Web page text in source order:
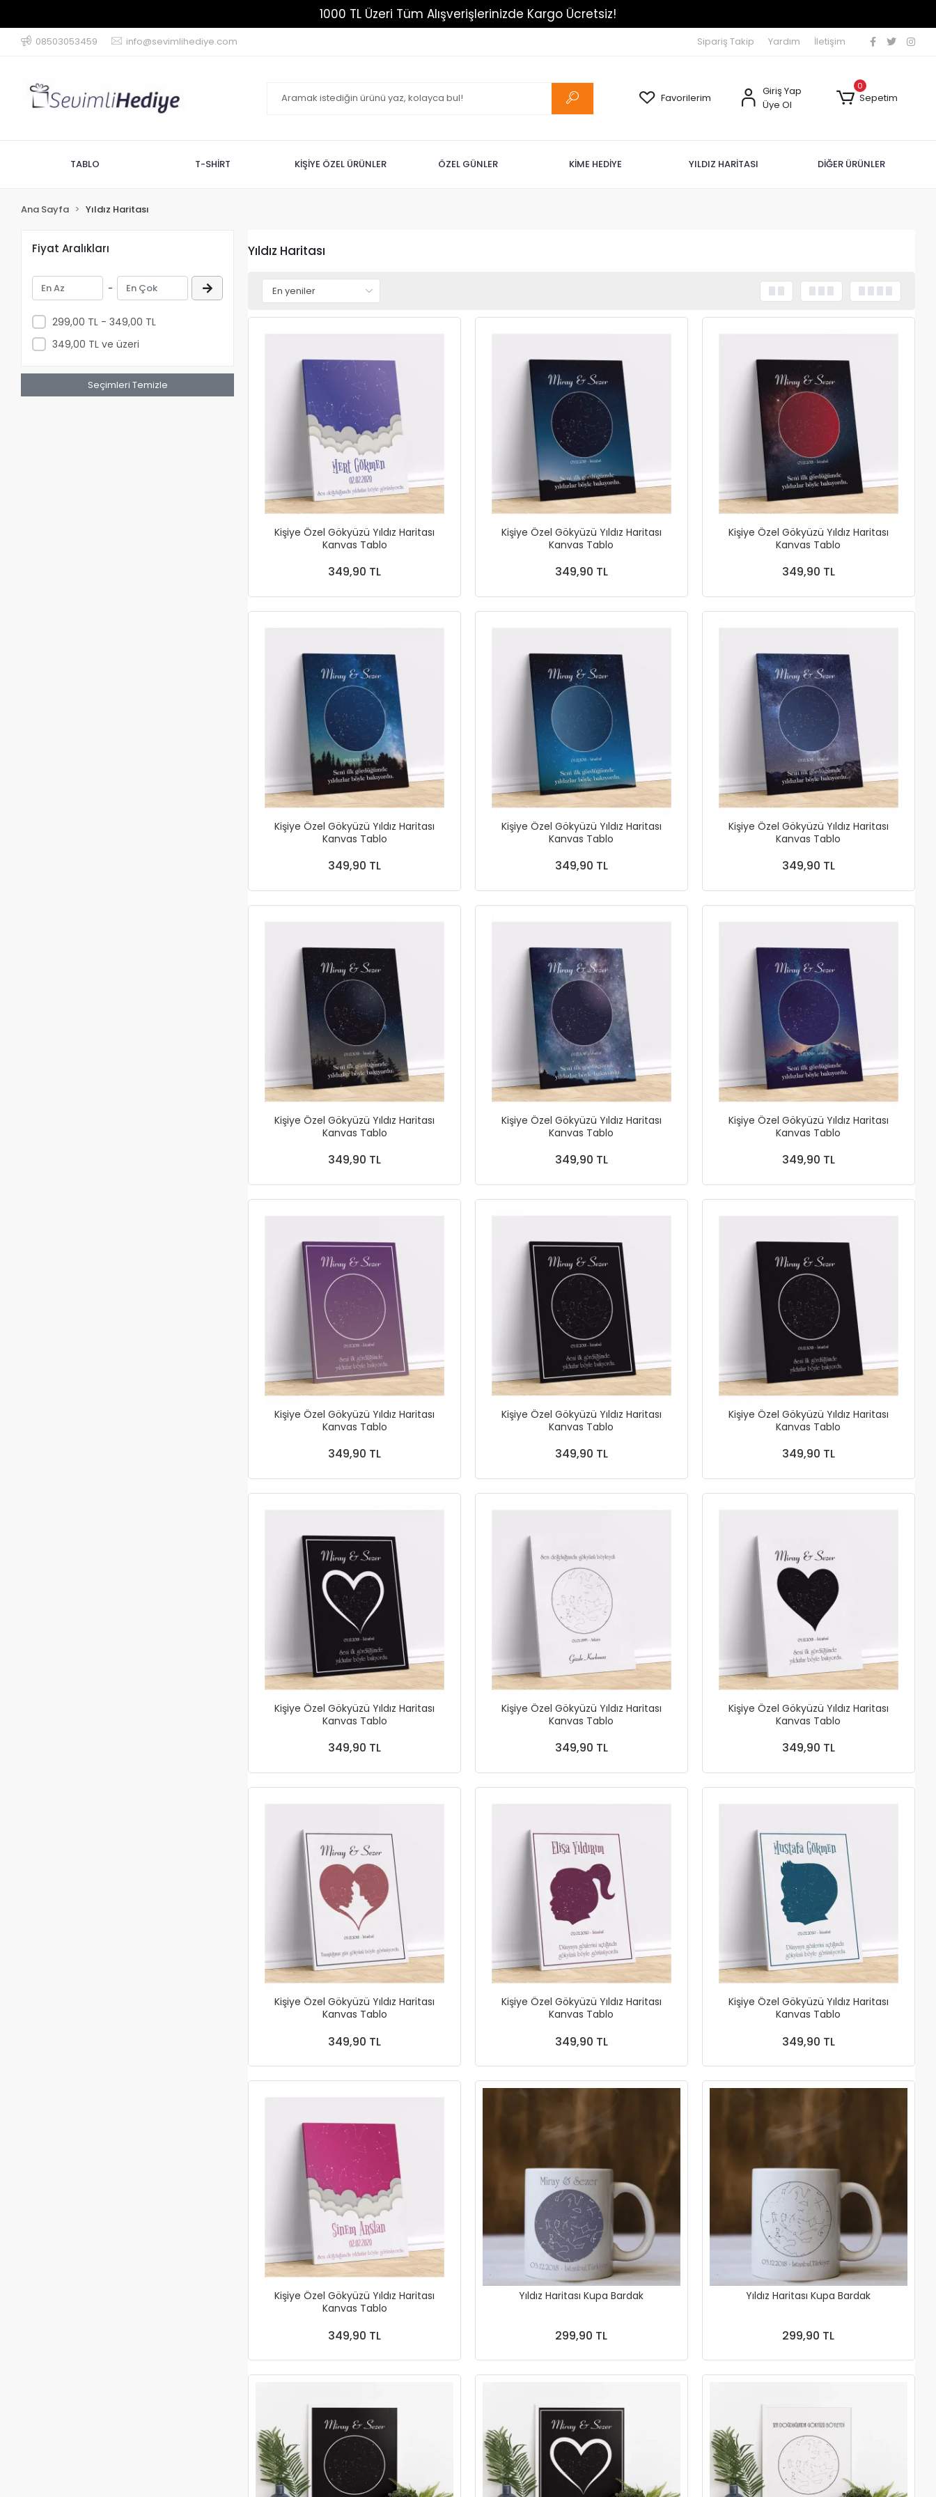
1000 TL Üzeri Tüm Alışverişlerinizde Kargo Ücretsiz!
08503053459 info@sevimlihediye.com Sipariş Takip Yardım İletişim
Favorilerim
Giriş Yap
Üye Ol
0
Sepetim
TABLO T-SHİRT KİŞİYE ÖZEL ÜRÜNLER ÖZEL GÜNLER KİME HEDİYE YILDIZ HARİTASI DİĞER ÜRÜNLER
Ana Sayfa Yıldız Haritası
Fiyat Aralıkları
-
299,00 TL - 349,00 TL
349,00 TL ve üzeri
Seçimleri Temizle
Yıldız Haritası
Kişiye Özel Gökyüzü Yıldız Haritası
Kanvas Tablo
349,90 TL
Kişiye Özel Gökyüzü Yıldız Haritası
Kanvas Tablo
349,90 TL
Kişiye Özel Gökyüzü Yıldız Haritası
Kanvas Tablo
349,90 TL
Kişiye Özel Gökyüzü Yıldız Haritası
Kanvas Tablo
349,90 TL
Kişiye Özel Gökyüzü Yıldız Haritası
Kanvas Tablo
349,90 TL
Kişiye Özel Gökyüzü Yıldız Haritası
Kanvas Tablo
349,90 TL
Kişiye Özel Gökyüzü Yıldız Haritası
Kanvas Tablo
349,90 TL
Kişiye Özel Gökyüzü Yıldız Haritası
Kanvas Tablo
349,90 TL
Kişiye Özel Gökyüzü Yıldız Haritası
Kanvas Tablo
349,90 TL
Kişiye Özel Gökyüzü Yıldız Haritası
Kanvas Tablo
349,90 TL
Kişiye Özel Gökyüzü Yıldız Haritası
Kanvas Tablo
349,90 TL
Kişiye Özel Gökyüzü Yıldız Haritası
Kanvas Tablo
349,90 TL
Kişiye Özel Gökyüzü Yıldız Haritası
Kanvas Tablo
349,90 TL
Kişiye Özel Gökyüzü Yıldız Haritası
Kanvas Tablo
349,90 TL
Kişiye Özel Gökyüzü Yıldız Haritası
Kanvas Tablo
349,90 TL
Kişiye Özel Gökyüzü Yıldız Haritası
Kanvas Tablo
349,90 TL
Kişiye Özel Gökyüzü Yıldız Haritası
Kanvas Tablo
349,90 TL
Kişiye Özel Gökyüzü Yıldız Haritası
Kanvas Tablo
349,90 TL
Kişiye Özel Gökyüzü Yıldız Haritası
Kanvas Tablo
349,90 TL
Yıldız Haritası Kupa Bardak
299,90 TL
Yıldız Haritası Kupa Bardak
299,90 TL